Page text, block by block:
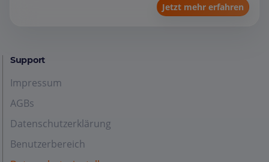
Jetzt mehr erfahren
Support
Impressum
AGBs
Datenschutzerklärung
Benutzerbereich